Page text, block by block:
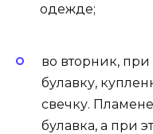
одежде;
во вторник, при
булавку,
свечку.
булавка, а при